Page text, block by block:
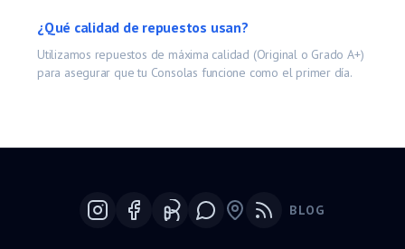
¿Qué calidad de repuestos usan?
Utilizamos repuestos de máxima calidad (Original o Grado A+)
para asegurar que tu Consolas funcione como el primer día.
BLOG